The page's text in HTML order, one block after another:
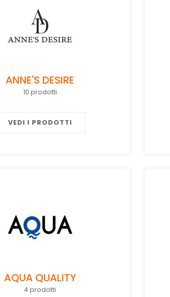
ANNE'S DESIRE
10 prodotti
VEDI I PRODOTTI
AQUA QUALITY
4 prodotti